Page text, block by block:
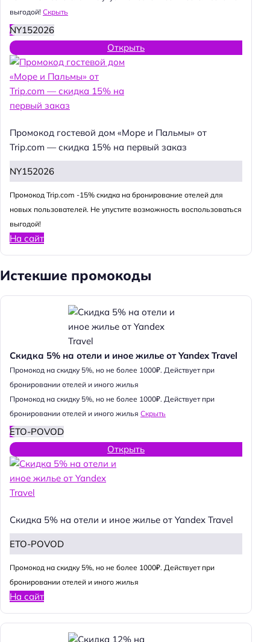
выгодой! Скрыть
NY152026
Открыть
Промокод гостевой дом «Море и Пальмы» от
Trip.com — скидка 15% на первый заказ
NY152026
Промокод Trip.com -15% скидка на бронирование отелей для
новых пользователей. Не упустите возможность воспользоваться
выгодой!
На сайт
Истекшие промокоды
Скидка 5% на отели и иное жилье от Yandex Travel
Промокод на скидку 5%, но не более 1000₽. Действует при
бронировании отелей и иного жилья
Промокод на скидку 5%, но не более 1000₽. Действует при
бронировании отелей и иного жилья Скрыть
ETO-POVOD
Открыть
Скидка 5% на отели и иное жилье от Yandex Travel
ETO-POVOD
Промокод на скидку 5%, но не более 1000₽. Действует при
бронировании отелей и иного жилья
На сайт